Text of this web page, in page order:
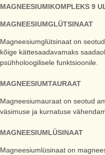
MAGNEESIUMIKOMPLEKS 9
MAGNEESIUMGLÜTSINAAT
Magneesiumglütsinaat on
kõige kättesaadavamaks
psühholoogilisele funktsioonile.
MAGNEESIUMTAURAAT
Magneesiumauraat on seotud
väsimuse ja kurnatuse
MAGNEESIUMLÜSINAAT
Magneesiumlüsinaat on